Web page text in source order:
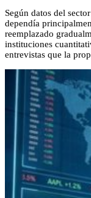
Según datos del
dependía
reemplazado
instituciones
entrevistas que la